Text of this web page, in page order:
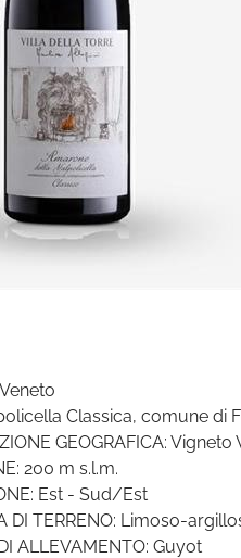
Classica, comune di
GEOGRAFICA:
200 m s.l.m.
Est - Sud/Est
DI TERRENO: Limoso-
ALLEVAMENTO: Guyot